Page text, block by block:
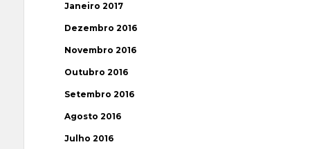
Janeiro 2017
Dezembro 2016
Novembro 2016
Outubro 2016
Setembro 2016
Agosto 2016
Julho 2016